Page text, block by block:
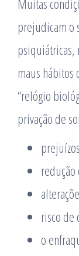
prejudicam o
maus hábitos
“relógio
privação de
redução
risco de
o